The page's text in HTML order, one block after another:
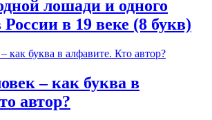
лошади и одного
в 19 веке (8 букв)
– как буква в
автор?